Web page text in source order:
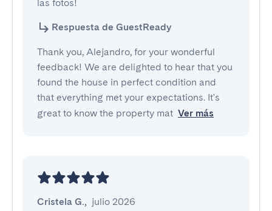
las fotos!
Respuesta de GuestReady
Thank you, Alejandro, for your wonderful
feedback! We are delighted to hear that you
found the house in perfect condition and
that everything met your expectations. It's
great to know the property mat Ver más
Cristela G., julio 2026